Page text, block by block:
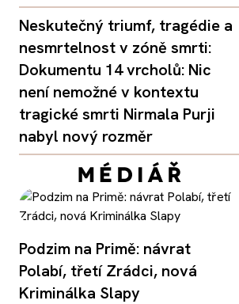
Neskutečný triumf, tragédie a
nesmrtelnost v zóně smrti:
Dokumentu 14 vrcholů: Nic
není nemožné v kontextu
tragické smrti Nirmala Purji
nabyl nový rozměr
Podzim na Primě: návrat
Polabí, třetí Zrádci, nová
Kriminálka Slapy